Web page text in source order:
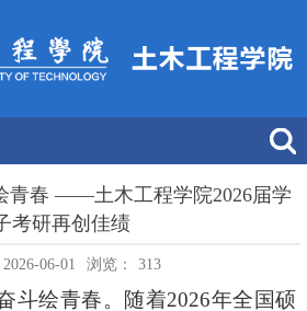
青春 ——土木工程学院2026届学
考研再创佳绩
06-01 浏览： 313
斗绘青春。随着2026年全国硕